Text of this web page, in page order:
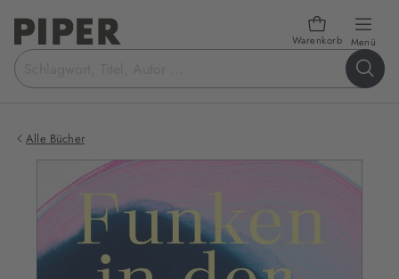
Warenkorb Menü
Suchbegriff
eingeben
Alle Bücher
Produktbilder
zum
Buch